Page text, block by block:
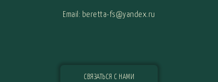
Email: beretta-fs@yandex.ru
СВЯЗАТЬСЯ С НАМИ